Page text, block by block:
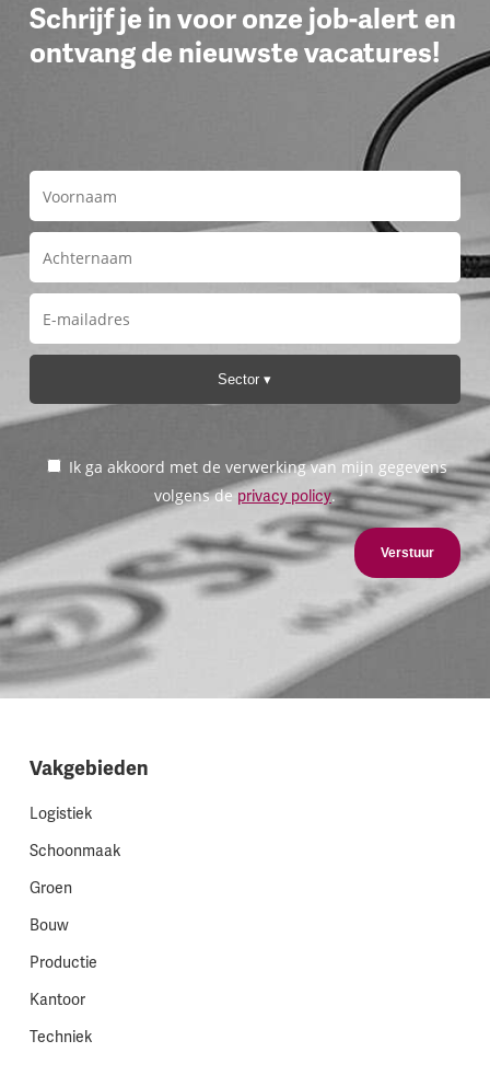
Schrijf je in voor onze job-alert en
ontvang de nieuwste vacatures!
Sector
Ik ga akkoord met de verwerking van mijn gegevens
volgens deprivacy policy.
Verstuur
Vakgebieden
Logistiek
Schoonmaak
Groen
Bouw
Productie
Kantoor
Techniek